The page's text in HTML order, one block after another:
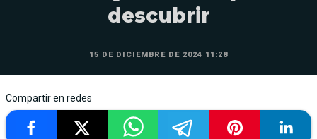
descubrir
15 DE DICIEMBRE DE 2024 11:28
Compartir en redes